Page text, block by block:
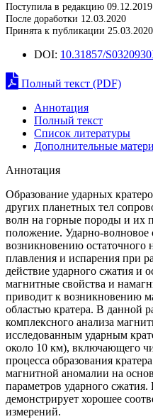
Поступила в редакцию 09.12.2019
После доработки 12.03.2020
Принята к публикации 25.03.2020
DOI: 10.31857/
Полный текст (PDF)
Аннотация
Полный текст
Список литературы
Дополнительные
Аннотация
Образование ударных
других планетных тел
волн на горные породы и их
положение. Ударно-волновое
возникновению остаточного
плавления и испарения при
действие ударного сжатия и
магнитные свойства и
приводит к возникновению
областью кратера. В данной
комплексного анализа
исследованным ударным
около 10 км), включающего
процесса образования
магнитной аномалии на
параметров ударного
демонстрирует хорошее
измерений.